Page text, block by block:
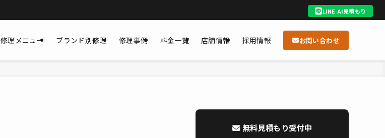
LINE AI見積もり
修理メニュー ブランド別修理 修理事例 料金一覧 店舗情報 採用情報 お問い合わせ
無料見積もり受付中